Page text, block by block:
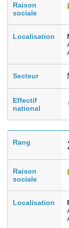
Raison
sociale
Localisation
Secteur
Effectif
national
Rang
Raison
sociale
Localisation